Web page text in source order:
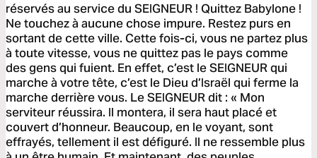
réservés au service du SEIGNEUR ! Quittez Babylone !
Ne touchez à aucune chose impure. Restez purs en
sortant de cette ville. Cette fois-ci, vous ne partez plus
à toute vitesse, vous ne quittez pas le pays comme
des gens qui fuient. En effet, c’est le SEIGNEUR qui
marche à votre tête, c’est le Dieu d’Israël qui ferme la
marche derrière vous. Le SEIGNEUR dit : « Mon
serviteur réussira. Il montera, il sera haut placé et
couvert d’honneur. Beaucoup, en le voyant, sont
effrayés, tellement il est défiguré. Il ne ressemble plus